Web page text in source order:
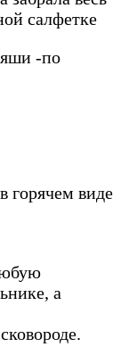
-по
горячем виде
а